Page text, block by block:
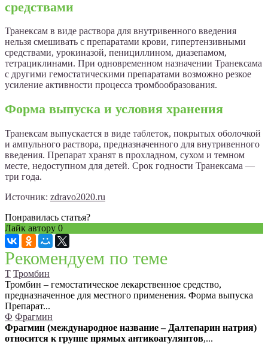
средствами
Транексам в виде раствора для внутривенного введения
нельзя смешивать с препаратами крови, гипертензивными
средствами, урокиназой, пенициллином, диазепамом,
тетрациклинами. При одновременном назначении Транексама
с другими гемостатическими препаратами возможно резкое
усиление активности процесса тромбообразования.
Форма выпуска и условия хранения
Транексам выпускается в виде таблеток, покрытых оболочкой
и ампульного раствора, предназначенного для внутривенного
введения. Препарат хранят в прохладном, сухом и темном
месте, недоступном для детей. Срок годности Транексама —
три года.
Источник: zdravo2020.ru
Понравилась статья?
Лайк автору 0
Рекомендуем по теме
Т Тромбин
Тромбин – гемостатическое лекарственное средство,
предназначенное для местного применения. Форма выпуска
Препарат...
Ф Фрагмин
Фрагмин (международное название – Далтепарин натрия)
относится к группе прямых антикоагулянтов,...